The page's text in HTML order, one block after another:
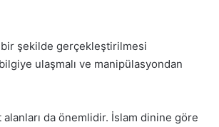
bir şekilde gerçekleştirilmesi
ulaşmalı ve manipülasyondan
da önemlidir. İslam dinine göre